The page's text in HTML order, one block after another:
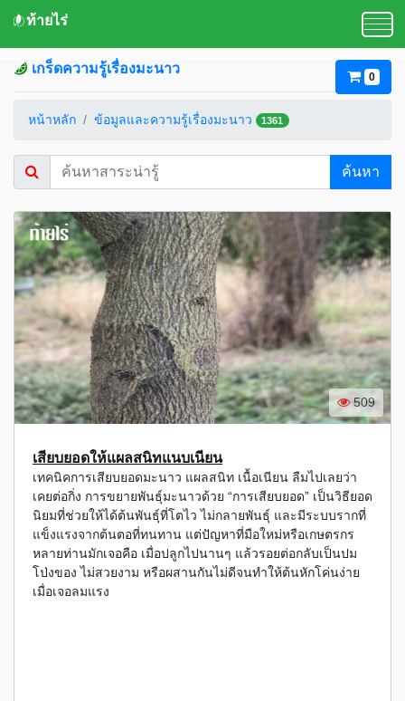
ท้ายไร่
เกร็ดความรู้เรื่องมะนาว
0
หน้าหลัก ข้อมูลและความรู้เรื่องมะนาว 1361
ค้นหา
509
เสียบยอดให้แผลสนิทแนบเนียน
เทคนิคการเสียบยอดมะนาว แผลสนิท เนื้อเนียน ลืมไปเลยว่า
เคยต่อกิ่ง การขยายพันธุ์มะนาวด้วย “การเสียบยอด” เป็นวิธียอด
นิยมที่ช่วยให้ได้ต้นพันธุ์ที่โตไว ไม่กลายพันธุ์ และมีระบบรากที่
แข็งแรงจากต้นตอที่ทนทาน แต่ปัญหาที่มือใหม่หรือเกษตรกร
หลายท่านมักเจอคือ เมื่อปลูกไปนานๆ แล้วรอยต่อกลับเป็นปม
โป่งของ ไม่สวยงาม หรือผสานกันไม่ดีจนทำให้ต้นหักโค่นง่าย
เมื่อเจอลมแรง